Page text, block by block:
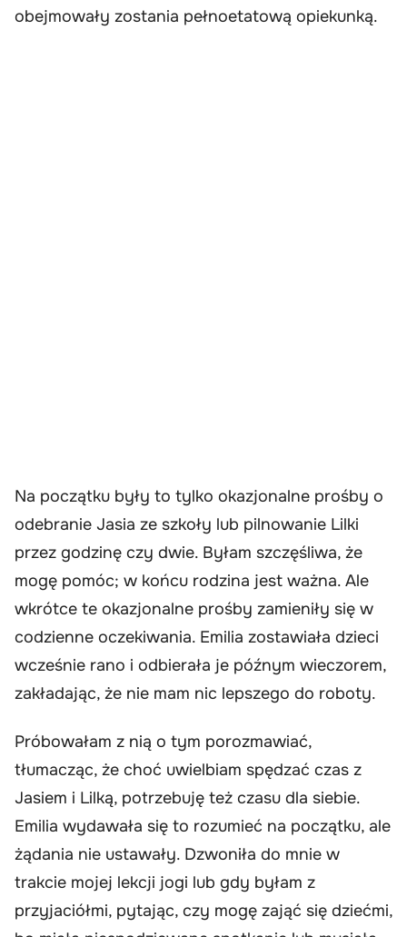
obejmowały zostania pełnoetatową opiekunką.
Na początku były to tylko okazjonalne prośby o
odebranie Jasia ze szkoły lub pilnowanie Lilki
przez godzinę czy dwie. Byłam szczęśliwa, że
mogę pomóc; w końcu rodzina jest ważna. Ale
wkrótce te okazjonalne prośby zamieniły się w
codzienne oczekiwania. Emilia zostawiała dzieci
wcześnie rano i odbierała je późnym wieczorem,
zakładając, że nie mam nic lepszego do roboty.
Próbowałam z nią o tym porozmawiać,
tłumacząc, że choć uwielbiam spędzać czas z
Jasiem i Lilką, potrzebuję też czasu dla siebie.
Emilia wydawała się to rozumieć na początku, ale
żądania nie ustawały. Dzwoniła do mnie w
trakcie mojej lekcji jogi lub gdy byłam z
przyjaciółmi, pytając, czy mogę zająć się dziećmi,